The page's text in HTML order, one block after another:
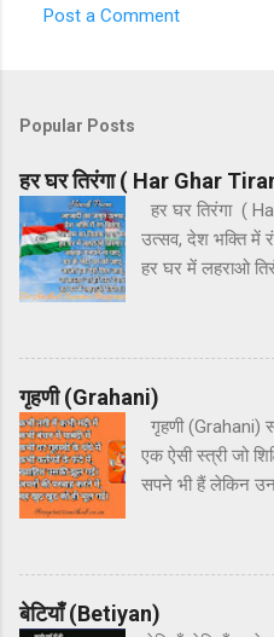
m
e
n
t
s
Post a Comment
Popular Posts
हर घर तिरंगा ( Har Ghar
हर घर तिरंगा (
उत्सव, देश भक्ति में
हर घर में लहराओ
दंगा। हर घर में
अभिनंदन, हर धर्म
चंदन, देश प्रेम पावन
गृहणी (Grahani)
गृहणी (Grahani)
एक ऐसी स्त्री जो
सपने भी हैं लेकिन
अपनी ख्वाहिशों
उसके बारे में बहुत
सा प्रयास है उस
घर ऋणी होता है
बेटियाँ (Betiyan)